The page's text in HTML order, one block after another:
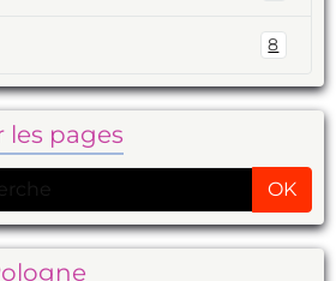
8
les pages
OK